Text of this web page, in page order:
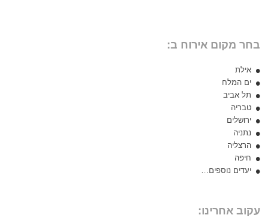
בחר מקום אירוח ב:
אילת
ים המלח
תל אביב
טבריה
ירושלים
נתניה
הרצליה
חיפה
יעדים נוספים…
עקוב אחרינו: